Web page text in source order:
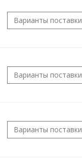
Варианты поставки
Варианты поставки
Варианты поставки